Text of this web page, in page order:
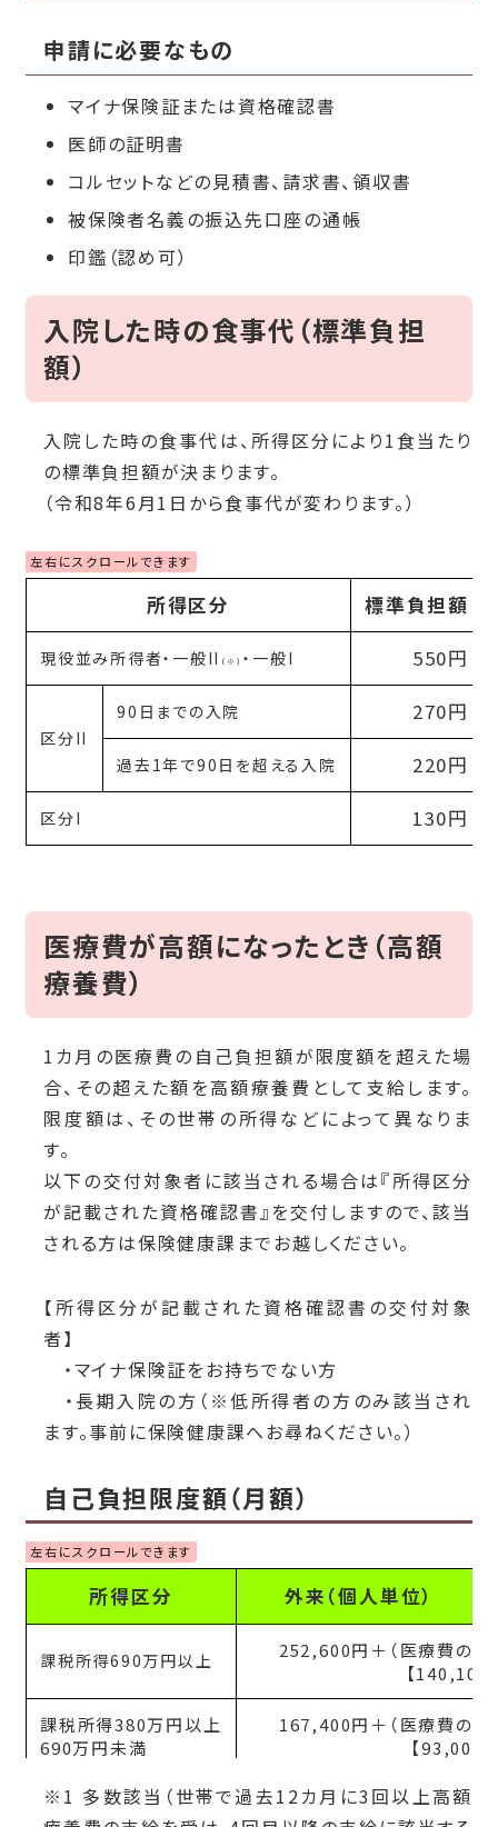
申請に必要なもの
マイナ保険証または資格確認書
医師の証明書
コルセットなどの見積書、請求書、領収書
被保険者名義の振込先口座の通帳
印鑑（認め可）
入院した時の食事代（標準負担
額）
入院した時の食事代は、所得区分により1食当たり
の標準負担額が決まります。
（令和8年6月1日から食事代が変わります。）
所得区分 標準負担額
現役並み所得者・一般II （※） ・一般I 550円
区分II
90日までの入院 270円
過去1年で90日を超える入院 220円
区分I 130円
医療費が高額になったとき（高額
療養費）
1カ月の医療費の自己負担額が限度額を超えた場
合、その超えた額を高額療養費として支給します。
限度額は、その世帯の所得などによって異なりま
す。
以下の交付対象者に該当される場合は『所得区分
が記載された資格確認書』を交付しますので、該当
される方は保険健康課までお越しください。
【所得区分が記載された資格確認書の交付対象
者】
・マイナ保険証をお持ちでない方
・長期入院の方（※低所得者の方のみ該当され
ます。事前に保険健康課へお尋ねください。）
自己負担限度額（月額）
所得区分 外来（個人単位）
課税所得690万円以上
252,600円＋（医療費の
【140,100
課税所得380万円以上
690万円未満
167,400円＋（医療費の
【93,000
課税所得145万円以上
80,100円＋（医療費の
※1 多数該当（世帯で過去12カ月に3回以上高額